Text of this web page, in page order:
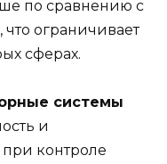
по сравнению с
ограничивает
сферах.
системы
и
при контроле